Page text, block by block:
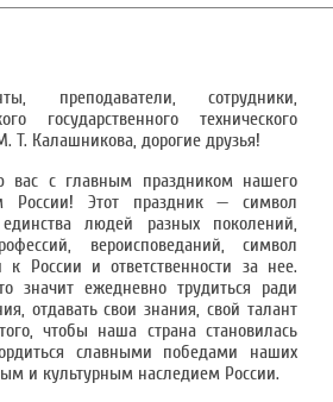
преподаватели, сотрудники,
государственного технического
Т. Калашникова, дорогие друзья!
вас с главным праздником нашего
России! Этот праздник — символ
людей разных поколений,
вероисповеданий, символ
России и ответственности за нее.
значит ежедневно трудиться ради
отдавать свои знания, свой талант
чтобы наша страна становилась
славными победами наших
и культурным наследием России.